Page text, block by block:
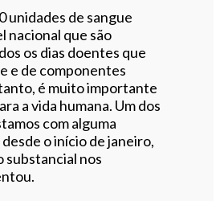
unidades de sangue
nacional que são
os dias doentes que
e de componentes
é muito importante
a vida humana. Um dos
com alguma
o início de janeiro,
substancial nos